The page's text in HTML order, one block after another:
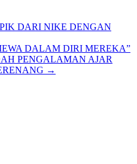
DARI NIKE DENGAN
DALAM DIRI MEREKA”
PENGALAMAN AJAR
→